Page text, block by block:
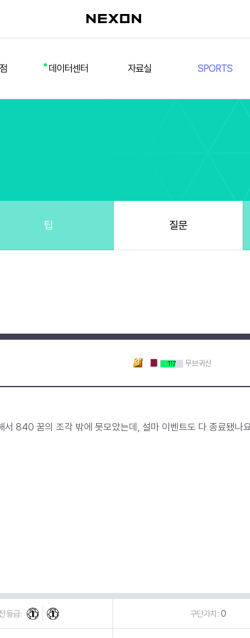
데이터센터 자료실 SPORTS
훈련코치/특성 도우미
스쿼드 피드
팁 질문
117 무브귀신
840 꿈의 조각 밖에 못모았는데, 설마 이벤트도 다 종료됐나
등급 : 구단가치 : 0